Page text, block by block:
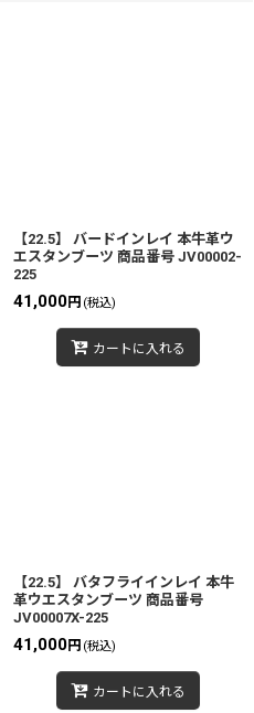
【22.5】 バードインレイ 本牛革ウ
エスタンブーツ 商品番号 JV00002-
225
41,000円 (税込)
カートに入れる
【22.5】 バタフライインレイ 本牛
革ウエスタンブーツ 商品番号
JV00007X-225
41,000円 (税込)
カートに入れる